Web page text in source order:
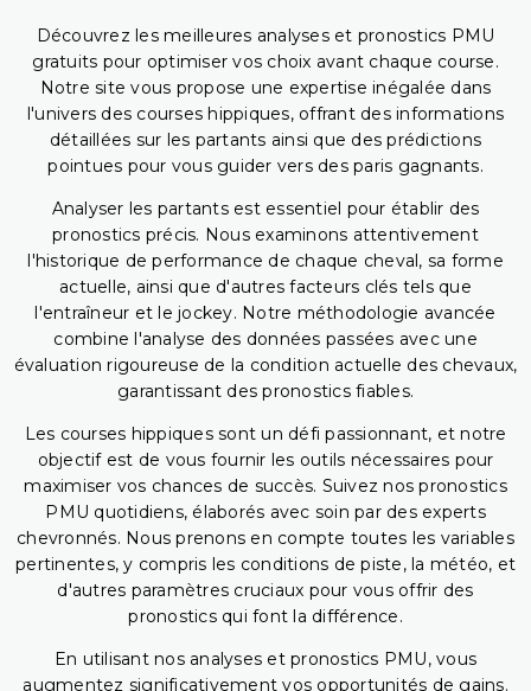
Découvrez les meilleures analyses et pronostics PMU
gratuits pour optimiser vos choix avant chaque course.
Notre site vous propose une expertise inégalée dans
l'univers des courses hippiques, offrant des informations
détaillées sur les partants ainsi que des prédictions
pointues pour vous guider vers des paris gagnants.
Analyser les partants est essentiel pour établir des
pronostics précis. Nous examinons attentivement
l'historique de performance de chaque cheval, sa forme
actuelle, ainsi que d'autres facteurs clés tels que
l'entraîneur et le jockey. Notre méthodologie avancée
combine l'analyse des données passées avec une
évaluation rigoureuse de la condition actuelle des chevaux,
garantissant des pronostics fiables.
Les courses hippiques sont un défi passionnant, et notre
objectif est de vous fournir les outils nécessaires pour
maximiser vos chances de succès. Suivez nos pronostics
PMU quotidiens, élaborés avec soin par des experts
chevronnés. Nous prenons en compte toutes les variables
pertinentes, y compris les conditions de piste, la météo, et
d'autres paramètres cruciaux pour vous offrir des
pronostics qui font la différence.
En utilisant nos analyses et pronostics PMU, vous
augmentez significativement vos opportunités de gains.